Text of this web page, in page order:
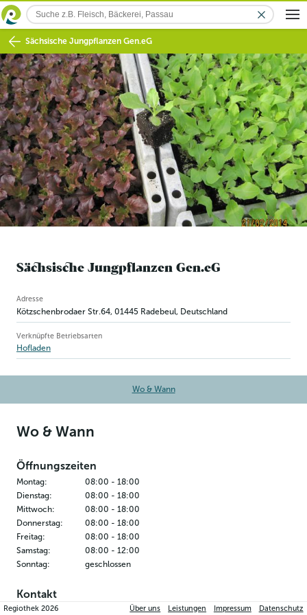
Sächsische Jungpflanzen Gen.eG
Sächsische Jungpflanzen Gen.eG
Betriebsinformation
Adresse
Kötzschen­brodaer Str.64, 01445 Radebeul, Deutschland
Verknüpfte Betriebsarten
Hofladen
Wo & Wann
Wo & Wann
Öffnungszeiten
Montag: 08:00 - 18:00
Dienstag: 08:00 - 18:00
Mittwoch: 08:00 - 18:00
Donnerstag: 08:00 - 18:00
Freitag: 08:00 - 18:00
Samstag: 08:00 - 12:00
Sonntag: geschlossen
Kontakt
Sächsische Jungpflanzen Gen.eG
Regiothek2026 Über uns Leistungen Impressum Datenschutz